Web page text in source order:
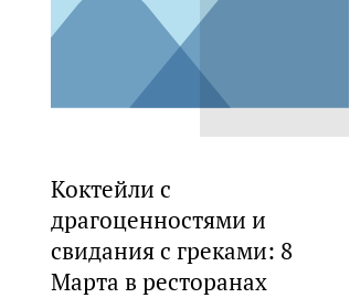
Коктейли с
драгоценностями и
свидания с греками: 8
Марта в ресторанах